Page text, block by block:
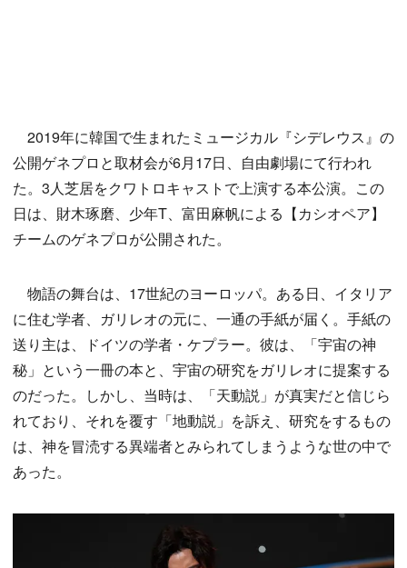
2019年に韓国で生まれたミュージカル『シデレウス』の
公開ゲネプロと取材会が6月17日、自由劇場にて行われ
た。3人芝居をクワトロキャストで上演する本公演。この
日は、財木琢磨、少年T、富田麻帆による【カシオペア】
チームのゲネプロが公開された。
物語の舞台は、17世紀のヨーロッパ。ある日、イタリア
に住む学者、ガリレオの元に、一通の手紙が届く。手紙の
送り主は、ドイツの学者・ケプラー。彼は、「宇宙の神
秘」という一冊の本と、宇宙の研究をガリレオに提案する
のだった。しかし、当時は、「天動説」が真実だと信じら
れており、それを覆す「地動説」を訴え、研究をするもの
は、神を冒涜する異端者とみられてしまうような世の中で
あった。